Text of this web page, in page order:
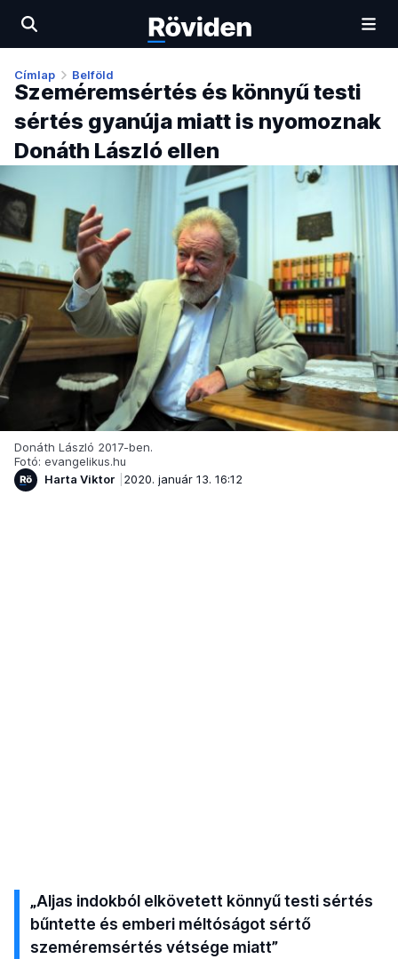
Címlap Belföld
Szeméremsértés és könnyű testi
sértés gyanúja miatt is nyomoznak
Donáth László ellen
Donáth László 2017-ben.
Fotó: evangelikus.hu
Harta Viktor
2020. január 13. 16:12
„Aljas indokból elkövetett könnyű testi sértés
bűntette és emberi méltóságot sértő
szeméremsértés vétsége miatt”